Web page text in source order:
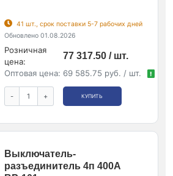
41 шт., срок поставки 5-7 рабочих дней
Обновлено 01.08.2026
Розничная
цена:
77 317.50 / шт.
Оптовая цена: 69 585.75 руб. / шт. !
- + КУПИТЬ
Выключатель-
разъединитель 4п 400А